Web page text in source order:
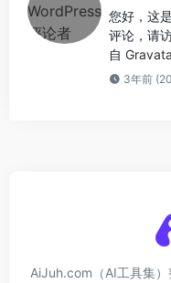
您好，这
评论，请
自
3年前
AiJuh.com（AI工具集